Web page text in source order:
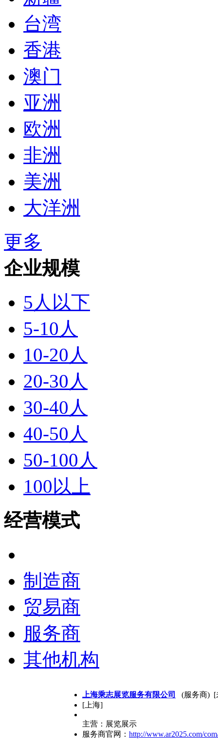
台湾
香港
澳门
亚洲
欧洲
非洲
美洲
大洋洲
更多
企业规模
5人以下
5-10人
10-20人
20-30人
30-40人
40-50人
50-100人
100以上
经营模式
制造商
贸易商
服务商
其他机构
上海乘志展览服务有限公司
(服务商) [
[上海]
主营：展览展示
服务商官网： http://www.ar2025.com/